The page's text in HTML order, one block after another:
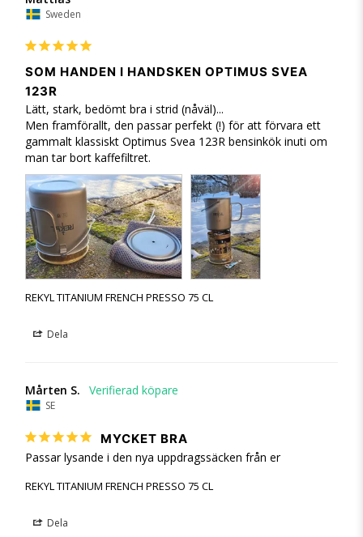
Sweden
SOM HANDEN I HANDSKEN OPTIMUS SVEA
123R
Lätt, stark, bedömt bra i strid (nåväl)...
Men framförallt, den passar perfekt (!) för att förvara ett
gammalt klassiskt Optimus Svea 123R bensinkök inuti om
man tar bort kaffefiltret.
REKYL TITANIUM FRENCH PRESSO 75 CL
Dela
Mårten S.
SE
MYCKET BRA
Passar lysande i den nya uppdragssäcken från er
REKYL TITANIUM FRENCH PRESSO 75 CL
Dela